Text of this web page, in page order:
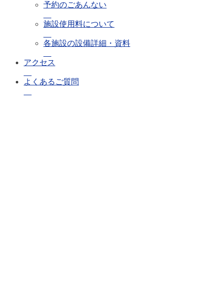
予約のごあんない
施設使用料について
各施設の設備詳細・資料
アクセス
よくあるご質問